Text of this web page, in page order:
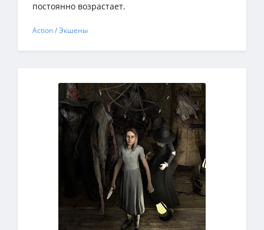
постоянно возрастает.
Action / Экшены